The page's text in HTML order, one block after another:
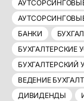
БАНКИ
БУХГАЛТЕРСКИЕ
БУХГАЛТЕРСКИЙ
ВЕДЕНИЕ
ДИВИДЕНДЫ